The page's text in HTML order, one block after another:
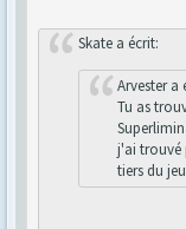
Skate a écrit:
Arvester a
Tu as
j'ai trouvé
tiers du